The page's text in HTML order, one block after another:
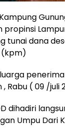
tunai dana
(kpm)
Rabu ( 09 /juli
dihadiri
Umpu Dari